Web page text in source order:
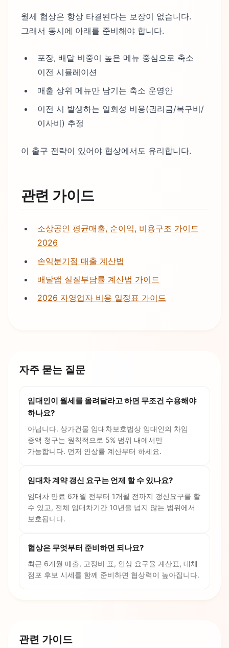
월세 협상은 항상 타결된다는 보장이 없습니다.
그래서 동시에 아래를 준비해야 합니다.
포장, 배달 비중이 높은 메뉴 중심으로 축소
이전 시뮬레이션
매출 상위 메뉴만 남기는 축소 운영안
이전 시 발생하는 일회성 비용(권리금/복구비/
이사비) 추정
이 출구 전략이 있어야 협상에서도 유리합니다.
관련 가이드
소상공인 평균매출, 순이익, 비용구조 가이드
2026
손익분기점 매출 계산법
배달앱 실질부담률 계산법 가이드
2026 자영업자 비용 일정표 가이드
자주 묻는 질문
임대인이 월세를 올려달라고 하면 무조건 수용해야
하나요?
아닙니다. 상가건물 임대차보호법상 임대인의 차임
증액 청구는 원칙적으로 5% 범위 내에서만
가능합니다. 먼저 인상률 계산부터 하세요.
임대차 계약 갱신 요구는 언제 할 수 있나요?
임대차 만료 6개월 전부터 1개월 전까지 갱신요구를 할
수 있고, 전체 임대차기간 10년을 넘지 않는 범위에서
보호됩니다.
협상은 무엇부터 준비하면 되나요?
최근 6개월 매출, 고정비 표, 인상 요구율 계산표, 대체
점포 후보 시세를 함께 준비하면 협상력이 높아집니다.
관련 가이드